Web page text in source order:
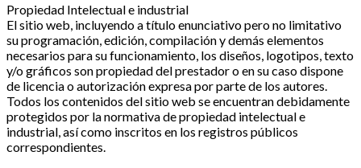
Propiedad Intelectual e industrial
El sitio web, incluyendo a título enunciativo pero no limitativo
su programación, edición, compilación y demás elementos
necesarios para su funcionamiento, los diseños, logotipos, texto
y/o gráficos son propiedad del prestador o en su caso dispone
de licencia o autorización expresa por parte de los autores.
Todos los contenidos del sitio web se encuentran debidamente
protegidos por la normativa de propiedad intelectual e
industrial, así como inscritos en los registros públicos
correspondientes.